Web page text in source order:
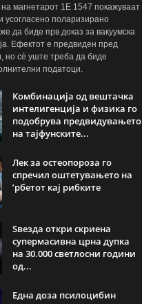
магнетарот 1E 1547 покажуваат
усогласено поларизирано
да биде прв доказ за вакуумска
Ефектот е предвиден пред
но сè уште треба да биде
податоци.
Комбинација од вештачка
интелигенција и физика го
подобрува предвидувањето
на тајфунските...
Лек за остеопороза го
спречил оштетувањето на
’рбетот кај рибките
Ѕвезда откри скриена
супермасивна црна дупка
на 30.000 светлосни години
од...
Една доза псилоцибин